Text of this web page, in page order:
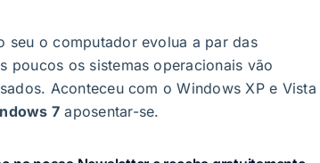
seu o computador evolua a par das
poucos os sistemas operacionais vão
Aconteceu com o Windows XP e Vista
7 aposentar-se.